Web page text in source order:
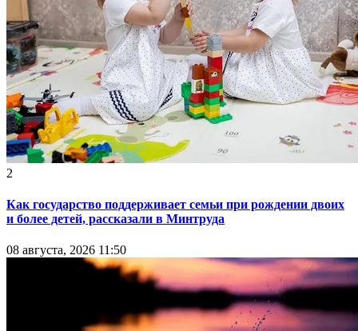
2
Как государство поддерживает семьи при рождении двоих
и более детей, рассказали в Минтруда
08 августа, 2026 11:50